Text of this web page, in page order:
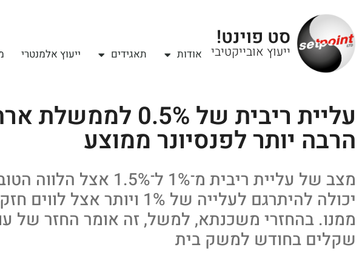
סט פוינט!
ייעוץ אובייקטיבי אודות תאגידים ייעוץ אלמנטרי
עליית ריבית של 0.5%
הרבה יותר לפנסיונר ממוצע
מצב של עליית ריבית מ־1% ל־1.5%
יכולה להיתרגם לעלייה של 1% ויותר
ממנו. בהחזרי משכנתא, למשל, זה אומר החזר של
שקלים בחודש למשק בית